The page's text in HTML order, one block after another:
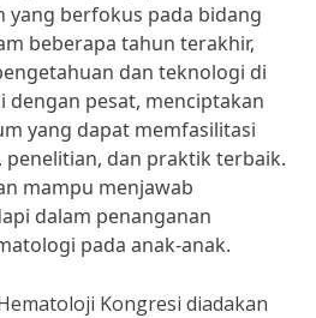
yang berfokus pada bidang
beberapa tahun terakhir,
dan teknologi di
dengan pesat, menciptakan
yang dapat memfasilitasi
dan praktik terbaik.
mampu menjawab
dalam penanganan
pada anak-anak.
Kongresi diadakan